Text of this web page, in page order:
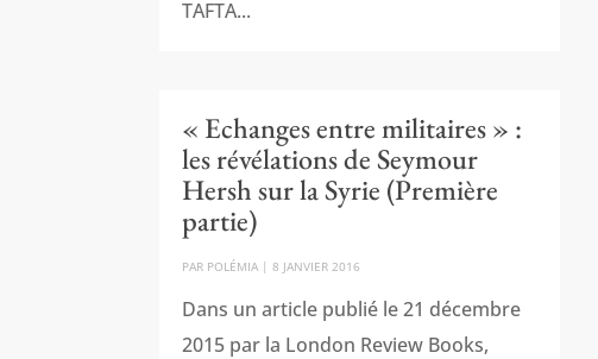
TAFTA...
« Echanges entre militaires » :
les révélations de Seymour
Hersh sur la Syrie (Première
partie)
PAR POLÉMIA |8 JANVIER 2016
Dans un article publié le 21 décembre
2015 par la London Review Books,